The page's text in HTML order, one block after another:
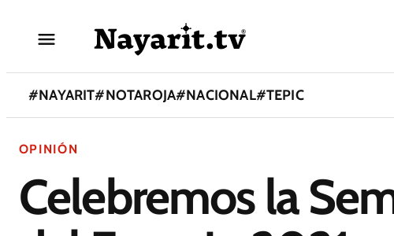
#NAYARIT#NOTAROJA#NACIONAL#TEPIC
OPINIÓN
Celebremos la